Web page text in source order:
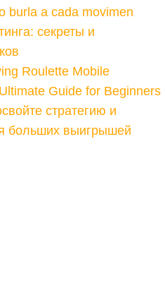
burla a cada movimen
секреты и
Roulette Mobile
Guide for Beginners
стратегию и
больших выигрышей